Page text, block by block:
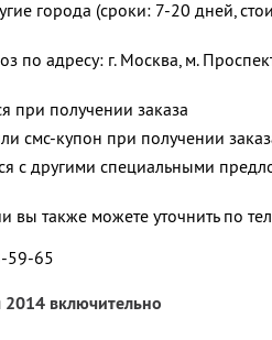
города (сроки: 7-20 дней,
по адресу: г. Москва, м.
при получении заказа
смс-купон при получении
с другими специальными
также можете уточнить по
59-65
2014 включительно